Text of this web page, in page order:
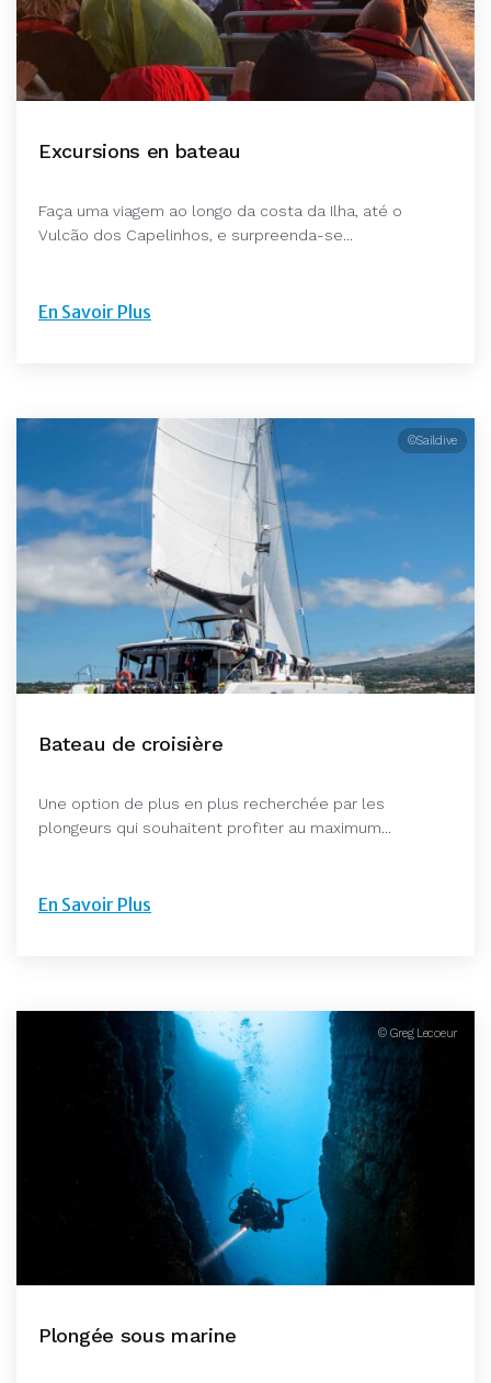
Excursions en bateau
Faça uma viagem ao longo da costa da Ilha, até o
Vulcão dos Capelinhos, e surpreenda-se...
En Savoir Plus
©Saildive
Bateau de croisière
Une option de plus en plus recherchée par les
plongeurs qui souhaitent profiter au maximum...
En Savoir Plus
© Greg Lecoeur
Plongée sous marine